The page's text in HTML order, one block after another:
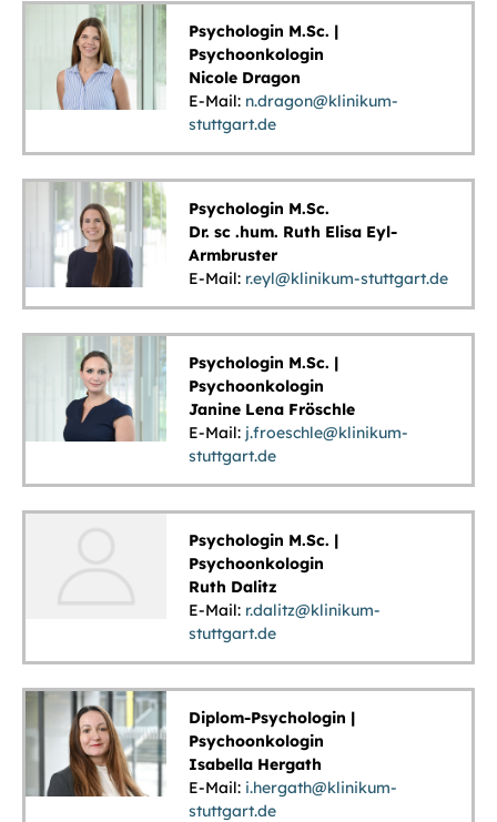
Psychologin M.Sc. |
Psychoonkologin
Nicole Dragon
E-Mail: n.dragon@klinikum-
stuttgart.de
Psychologin M.Sc.
Dr. sc .hum. Ruth Elisa Eyl-
Armbruster
E-Mail: r.eyl@klinikum-stuttgart.de
Psychologin M.Sc. |
Psychoonkologin
Janine Lena Fröschle
E-Mail: j.froeschle@klinikum-
stuttgart.de
Psychologin M.Sc. |
Psychoonkologin
Ruth Dalitz
E-Mail: r.dalitz@klinikum-
stuttgart.de
Diplom-Psychologin |
Psychoonkologin
Isabella Hergath
E-Mail: i.hergath@klinikum-
stuttgart.de